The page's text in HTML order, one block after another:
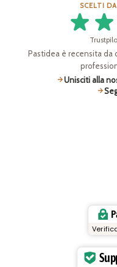
SCELTI
Pastidea è recensita da
Unisciti alla